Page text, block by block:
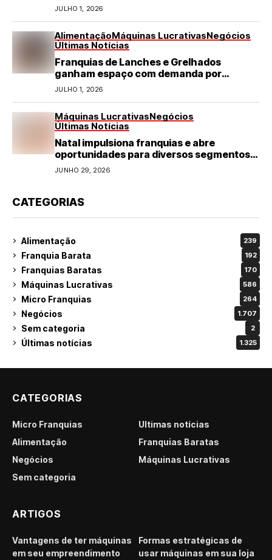
JULHO 1, 2026
AlimentaçãoMáquinas LucrativasNegócios
Últimas Notícias
Franquias de Lanches e Grelhados
ganham espaço com demanda por
refeições rápidas e de qualidade
JULHO 1, 2026
Máquinas LucrativasNegócios
Últimas Notícias
Natal impulsiona franquias e abre
oportunidades para diversos segmentos
do varejo
JUNHO 29, 2026
CATEGORIAS
Alimentação 239
Franquia Barata 192
Franquias Baratas 170
Máquinas Lucrativas 586
Micro Franquias 264
Negócios 1.707
Sem categoria 2
Últimas notícias 1.325
CATEGORIAS
Micro Franquias
Últimas notícias
Alimentação
Franquias Baratas
Negócios
Máquinas Lucrativas
Sem categoria
ARTIGOS
Vantagens de ter máquinas
em seu empreendimento
Formas estratégicas de
usar máquinas em sua loja